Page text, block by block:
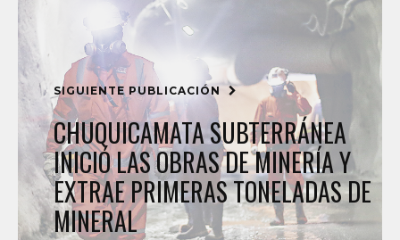
SIGUIENTE PUBLICACIÓN
CHUQUICAMATA SUBTERRÁNEA
INICIÓ LAS OBRAS DE MINERÍA Y
EXTRAE PRIMERAS TONELADAS DE
MINERAL